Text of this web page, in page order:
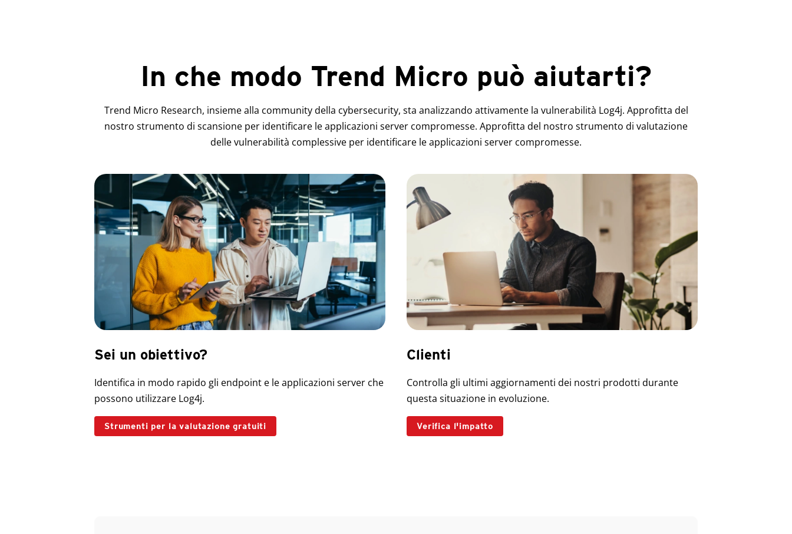
In che modo Trend Micro può aiutarti?
Trend Micro Research, insieme alla community della cybersecurity, sta analizzando attivamente la vulnerabilità Log4j. Approfitta del
nostro strumento di scansione per identificare le applicazioni server compromesse. Approfitta del nostro strumento di valutazione
delle vulnerabilità complessive per identificare le applicazioni server compromesse.
Sei un obiettivo?
Identifica in modo rapido gli endpoint e le applicazioni server che
possono utilizzare Log4j.
Strumenti per la valutazione gratuiti
Clienti
Controlla gli ultimi aggiornamenti dei nostri prodotti durante
questa situazione in evoluzione.
Verifica l'impatto